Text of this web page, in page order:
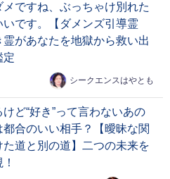
メですね、ぶっちゃけ別れた
いです。【ダメンズ引導霊
霊があなたを地獄から救い出
定
シークエンスはやとも
ど“好き”って言わないあの
都合のいい相手？【曖昧な関
た道と別の道】二つの未来を